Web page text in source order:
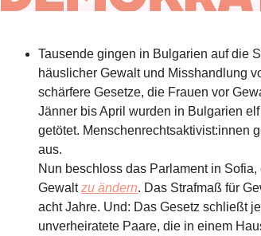
Tausende gingen in Bulgarien auf die
häuslicher Gewalt und Misshandlung
schärfere Gesetze, die Frauen vor
Jänner bis April wurden in Bulgarien
getötet. Menschenrechtsaktivist:innen
aus.
Nun beschloss das Parlament in
Gewaltzu ändern. Das Strafmaß für
acht Jahre. Und: Das Gesetz schließt
unverheiratete Paare, die in einem